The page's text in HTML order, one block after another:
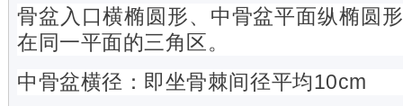
骨盆入口横椭圆形、中骨盆平面纵椭圆
在同一平面的三角区。
中骨盆横径：即坐骨棘间径平均10cm